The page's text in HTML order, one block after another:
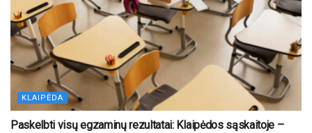
KLAIPĖDA
Paskelbti visų egzaminų rezultatai: Klaipėdos sąskaitoje –